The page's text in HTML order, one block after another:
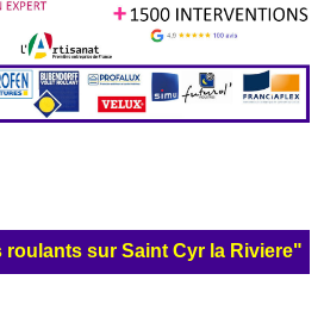
sur Saint Cyr la Riviere"